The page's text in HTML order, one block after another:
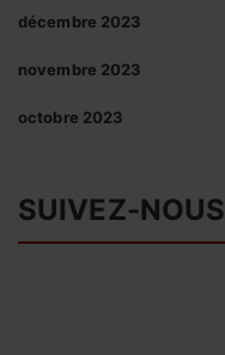
décembre 2023
novembre 2023
octobre 2023
SUIVEZ-NOUS